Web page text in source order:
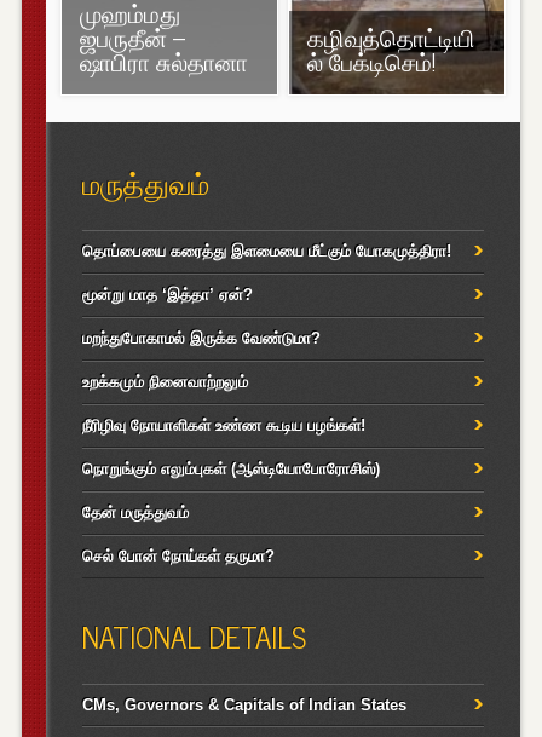
முஹம்மது
ஜபருதீன் –
ஷாபிரா சுல்தானா
கழிவுத்தொட்டியி
ல் பேக்டிசெம்!
மருத்துவம்
தொப்பையை கரைத்து இளமையை மீட்கும் யோகமுத்திரா!
மூன்று மாத ‘இத்தா’ ஏன்?
மறந்துபோகாமல் இருக்க வேண்டுமா?
உறக்கமும் நினைவாற்றலும்
நீரிழிவு நோயாளிகள் உண்ண கூடிய பழங்கள்!
நொறுங்கும் எலும்புகள் (ஆஸ்டியோபோரோசிஸ்)
தேன் மருத்துவம்
செல் போன் நோய்கள் தருமா?
NATIONAL DETAILS
CMs, Governors & Capitals of Indian States